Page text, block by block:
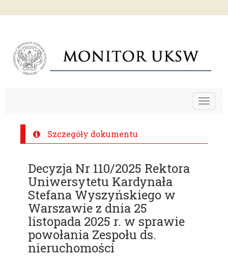
Toggle
Szczegóły dokumentu
Decyzja Nr 110/2025 Rektora
Uniwersytetu Kardynała
Stefana Wyszyńskiego w
Warszawie z dnia 25
listopada 2025 r. w sprawie
powołania Zespołu ds.
nieruchomości